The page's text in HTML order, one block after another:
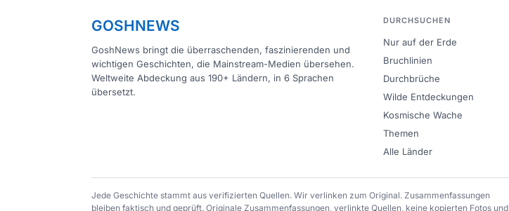
GOSHNEWS
GoshNews bringt die überraschenden, faszinierenden und
wichtigen Geschichten, die Mainstream-Medien übersehen.
Weltweite Abdeckung aus 190+ Ländern, in 6 Sprachen
übersetzt.
DURCHSUCHEN
Nur auf der Erde
Bruchlinien
Durchbrüche
Wilde Entdeckungen
Kosmische Wache
Themen
Alle Länder
Jede Geschichte stammt aus verifizierten Quellen. Wir verlinken zum Original. Zusammenfassungen
bleiben faktisch und geprüft. Originale Zusammenfassungen, verlinkte Quellen, keine kopierten Fotos und